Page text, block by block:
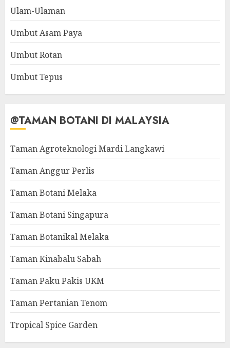
Ulam-Ulaman
Umbut Asam Paya
Umbut Rotan
Umbut Tepus
@TAMAN BOTANI DI MALAYSIA
Taman Agroteknologi Mardi Langkawi
Taman Anggur Perlis
Taman Botani Melaka
Taman Botani Singapura
Taman Botanikal Melaka
Taman Kinabalu Sabah
Taman Paku Pakis UKM
Taman Pertanian Tenom
Tropical Spice Garden